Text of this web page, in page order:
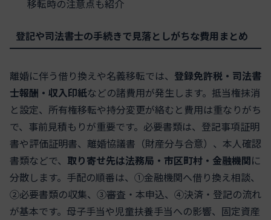
移転時の注意点も紹介
登記や司法書士の手続きで見落としがちな費用まとめ
離婚に伴う借り換えや名義移転では、 登録免許税・司法書
士報酬・収入印紙などの諸費用が発生します。抵当権抹消
と設定、所有権移転や持分変更が絡むと費用は重なりがち
で、事前見積もりが重要です。必要書類は、登記事項証明
書や評価証明書、離婚協議書（財産分与合意）、本人確認
書類などで、 取り寄せ先は法務局・市区町村・金融機関に
分散します。手配の順番は、①金融機関へ借り換え相談、
②必要書類の収集、③審査・本申込、④決済・登記の流れ
が基本です。母子手当や児童扶養手当への影響、固定資産